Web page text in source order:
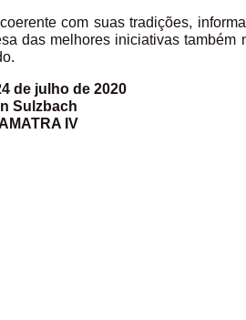
com suas tradições,
das melhores iniciativas
de julho de 2020
Sulzbach
IV